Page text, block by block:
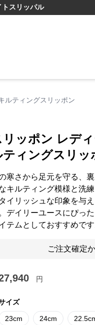
スリッパル
ルティングスリッポン
リッポン レデ
ティングスリッ
寒さから足元を守る、
キルティング模様と洗
イリッシュな印象を与
デイリーユースにぴっ
テムとしておすすめです
ご注文確定
円
イズ
23cm 24cm